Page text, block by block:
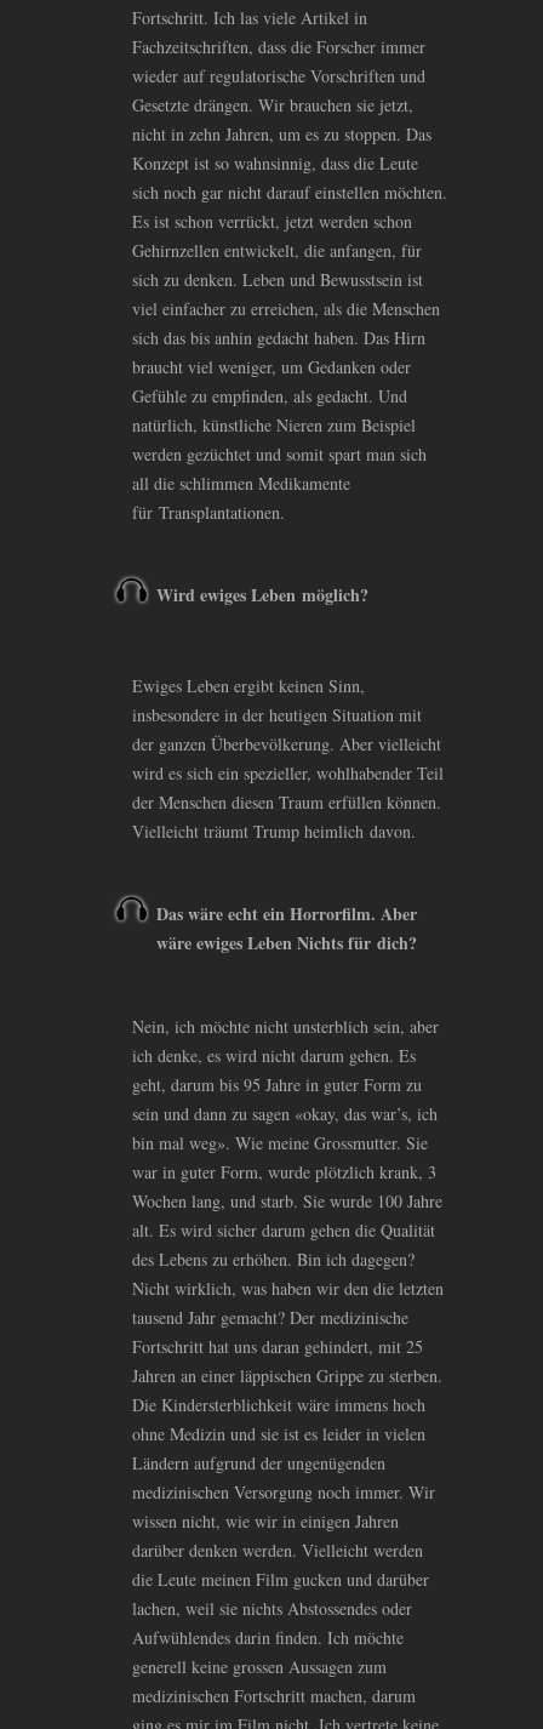
Fortschritt. Ich las viele Artikel in
Fachzeitschriften, dass die Forscher immer
wieder auf regulatorische Vorschriften und
Gesetzte drängen. Wir brauchen sie jetzt,
nicht in zehn Jahren, um es zu stoppen. Das
Konzept ist so wahnsinnig, dass die Leute
sich noch gar nicht darauf einstellen möchten.
Es ist schon verrückt, jetzt werden schon
Gehirnzellen entwickelt, die anfangen, für
sich zu denken. Leben und Bewusstsein ist
viel einfacher zu erreichen, als die Menschen
sich das bis anhin gedacht haben. Das Hirn
braucht viel weniger, um Gedanken oder
Gefühle zu empfinden, als gedacht. Und
natürlich, künstliche Nieren zum Beispiel
werden gezüchtet und somit spart man sich
all die schlimmen Medikamente
für Transplantationen.
Wird ewiges Leben möglich?
Ewiges Leben ergibt keinen Sinn,
insbesondere in der heutigen Situation mit
der ganzen Überbevölkerung. Aber vielleicht
wird es sich ein spezieller, wohlhabender Teil
der Menschen diesen Traum erfüllen können.
Vielleicht träumt Trump heimlich davon.
Das wäre echt ein Horrorfilm. Aber
wäre ewiges Leben Nichts für dich?
Nein, ich möchte nicht unsterblich sein, aber
ich denke, es wird nicht darum gehen. Es
geht, darum bis 95 Jahre in guter Form zu
sein und dann zu sagen «okay, das war’s, ich
bin mal weg». Wie meine Grossmutter. Sie
war in guter Form, wurde plötzlich krank, 3
Wochen lang, und starb. Sie wurde 100 Jahre
alt. Es wird sicher darum gehen die Qualität
des Lebens zu erhöhen. Bin ich dagegen?
Nicht wirklich, was haben wir den die letzten
tausend Jahr gemacht? Der medizinische
Fortschritt hat uns daran gehindert, mit 25
Jahren an einer läppischen Grippe zu sterben.
Die Kindersterblichkeit wäre immens hoch
ohne Medizin und sie ist es leider in vielen
Ländern aufgrund der ungenügenden
medizinischen Versorgung noch immer. Wir
wissen nicht, wie wir in einigen Jahren
darüber denken werden. Vielleicht werden
die Leute meinen Film gucken und darüber
lachen, weil sie nichts Abstossendes oder
Aufwühlendes darin finden. Ich möchte
generell keine grossen Aussagen zum
medizinischen Fortschritt machen, darum